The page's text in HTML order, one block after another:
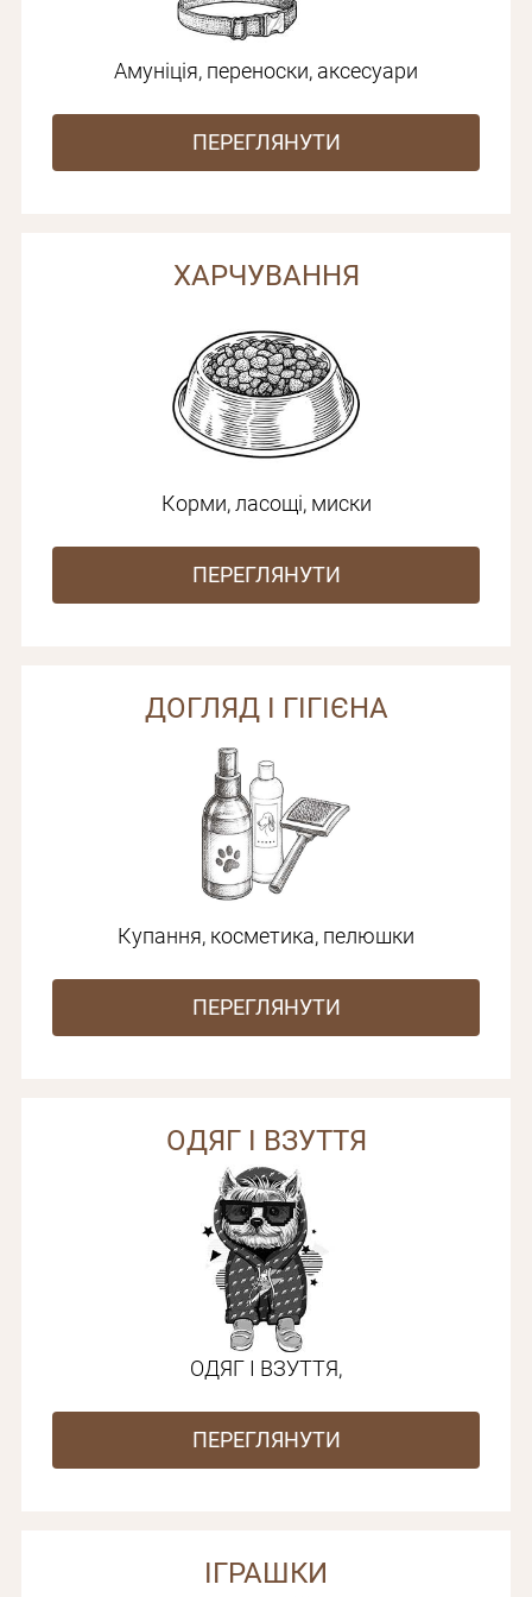
Амуніція, переноски, аксесуари
ПЕРЕГЛЯНУТИ
ХАРЧУВАННЯ
Корми, ласощі, миски
ПЕРЕГЛЯНУТИ
ДОГЛЯД І ГІГІЄНА
Купання, косметика, пелюшки
ПЕРЕГЛЯНУТИ
ОДЯГ І ВЗУТТЯ
ОДЯГ І ВЗУТТЯ,
ПЕРЕГЛЯНУТИ
ІГРАШКИ